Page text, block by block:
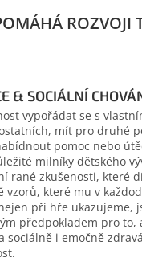
& SOCIÁLNÍ
vypořádat se s
mít pro druhé
pomoc nebo
milníky dětského
rané zkušenosti, které
vzorů, které mu v
při hře ukazujeme,
předpokladem pro to,
sociálně i emočně